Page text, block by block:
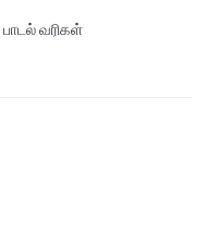
பாடல் வரிகள்